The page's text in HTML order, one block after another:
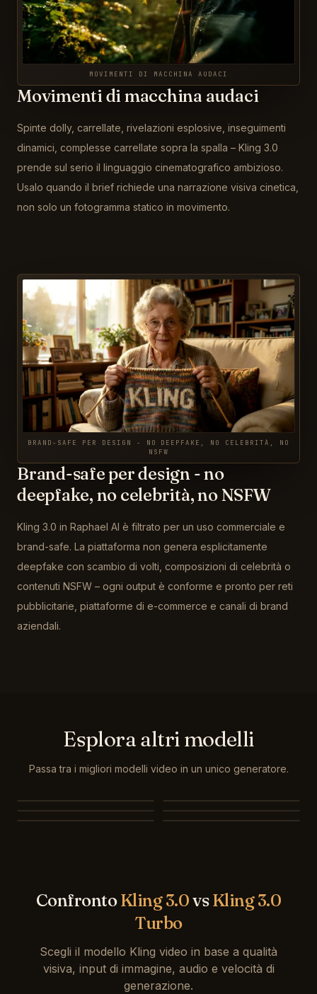
MOVIMENTI DI MACCHINA AUDACI
Movimenti di macchina audaci
Spinte dolly, carrellate, rivelazioni esplosive, inseguimenti
dinamici, complesse carrellate sopra la spalla – Kling 3.0
prende sul serio il linguaggio cinematografico ambizioso.
Usalo quando il brief richiede una narrazione visiva cinetica,
non solo un fotogramma statico in movimento.
BRAND-SAFE PER DESIGN - NO DEEPFAKE, NO CELEBRITÀ, NO
NSFW
Brand-safe per design - no
deepfake, no celebrità, no NSFW
Kling 3.0 in Raphael AI è filtrato per un uso commerciale e
brand-safe. La piattaforma non genera esplicitamente
deepfake con scambio di volti, composizioni di celebrità o
contenuti NSFW – ogni output è conforme e pronto per reti
pubblicitarie, piattaforme di e-commerce e canali di brand
aziendali.
Esplora altri modelli
Passa tra i migliori modelli video in un unico generatore.
ConfrontoKling 3.0vsKling 3.0
Turbo
Scegli il modello Kling video in base a qualità
visiva, input di immagine, audio e velocità di
generazione.